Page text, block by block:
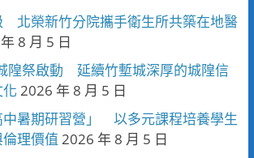
北榮新竹分院攜手衛生所共築在地醫
8 月 5 日
隍祭啟動 延續竹塹城深厚的城隍信
2026 年 8 月 5 日
中暑期研習營」 以多元課程培養學生
理價值 2026 年 8 月 5 日